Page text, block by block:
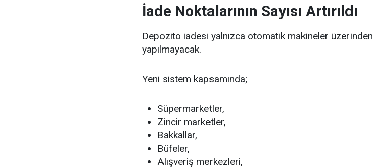
İade Noktalarının Sayısı Artırıldı
Depozito iadesi yalnızca otomatik makineler üzerinden
yapılmayacak.
Yeni sistem kapsamında;
Süpermarketler,
Zincir marketler,
Bakkallar,
Büfeler,
Alışveriş merkezleri,